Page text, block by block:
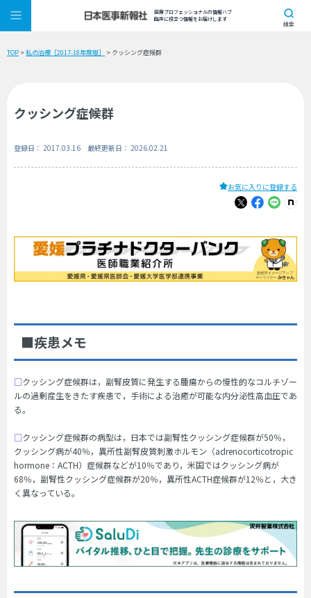
医療プロフェッショナルの情報ハブ
臨床に役立つ情報をお届けします
検索
TOP >私の治療［2017-18年度版］ > クッシング症候群
クッシング症候群
登録日： 2017.03.16 最終更新日： 2026.02.21
お気に入りに登録する
■疾患メモ
□クッシング症候群は，副腎皮質に発生する腫瘍からの慢性的なコルチゾー
ルの過剰産生をきたす疾患で，手術による治癒が可能な内分泌性高血圧であ
る。
□クッシング症候群の病型は，日本では副腎性クッシング症候群が50％，
クッシング病が40％，異所性副腎皮質刺激ホルモン（adrenocorticotropic
hormone：ACTH）症候群などが10％であり，米国ではクッシング病が
68％，副腎性クッシング症候群が20％，異所性ACTH症候群が12％と，大き
く異なっている。